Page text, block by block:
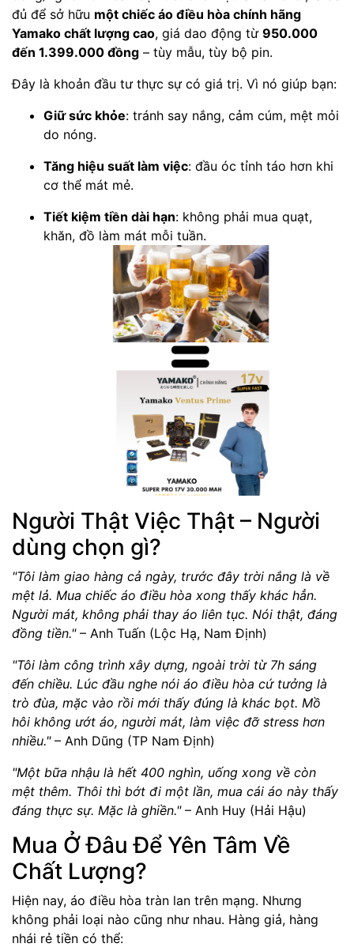
đủ để sở hữu một chiếc áo điều hòa chính hãng
Yamako chất lượng cao, giá dao động từ 950.000
đến 1.399.000 đồng – tùy mẫu, tùy bộ pin.
Đây là khoản đầu tư thực sự có giá trị. Vì nó giúp bạn:
Giữ sức khỏe: tránh say nắng, cảm cúm, mệt mỏi
do nóng.
Tăng hiệu suất làm việc: đầu óc tỉnh táo hơn khi
cơ thể mát mẻ.
Tiết kiệm tiền dài hạn: không phải mua quạt,
khăn, đồ làm mát mỗi tuần.
Người Thật Việc Thật – Người
dùng chọn gì?
"Tôi làm giao hàng cả ngày, trước đây trời nắng là về
mệt lả. Mua chiếc áo điều hòa xong thấy khác hẳn.
Người mát, không phải thay áo liên tục. Nói thật, đáng
đồng tiền."– Anh Tuấn (Lộc Hạ, Nam Định)
"Tôi làm công trình xây dựng, ngoài trời từ 7h sáng
đến chiều. Lúc đầu nghe nói áo điều hòa cứ tưởng là
trò đùa, mặc vào rồi mới thấy đúng là khác bọt. Mồ
hôi không ướt áo, người mát, làm việc đỡ stress hơn
nhiều."– Anh Dũng (TP Nam Định)
"Một bữa nhậu là hết 400 nghìn, uống xong về còn
mệt thêm. Thôi thì bớt đi một lần, mua cái áo này thấy
đáng thực sự. Mặc là ghiền."– Anh Huy (Hải Hậu)
Mua Ở Đâu Để Yên Tâm Về
Chất Lượng?
Hiện nay, áo điều hòa tràn lan trên mạng. Nhưng
không phải loại nào cũng như nhau. Hàng giả, hàng
nhái rẻ tiền có thể: